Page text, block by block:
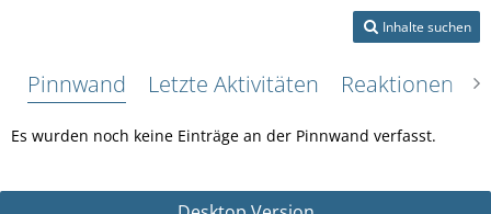
Inhalte suchen
Pinnwand Letzte Aktivitäten Reaktionen
Es wurden noch keine Einträge an der Pinnwand verfasst.